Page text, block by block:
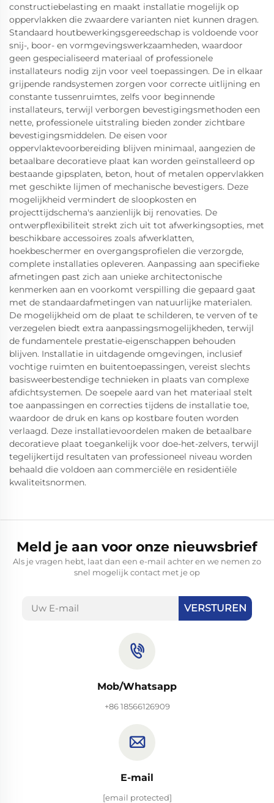
constructiebelasting en maakt installatie mogelijk op
oppervlakken die zwaardere varianten niet kunnen dragen.
Standaard houtbewerkingsgereedschap is voldoende voor
snij-, boor- en vormgevingswerkzaamheden, waardoor
geen gespecialiseerd materiaal of professionele
installateurs nodig zijn voor veel toepassingen. De in elkaar
grijpende randsystemen zorgen voor correcte uitlijning en
constante tussenruimtes, zelfs voor beginnende
installateurs, terwijl verborgen bevestigingsmethoden een
nette, professionele uitstraling bieden zonder zichtbare
bevestigingsmiddelen. De eisen voor
oppervlaktevoorbereiding blijven minimaal, aangezien de
betaalbare decoratieve plaat kan worden geïnstalleerd op
bestaande gipsplaten, beton, hout of metalen oppervlakken
met geschikte lijmen of mechanische bevestigers. Deze
mogelijkheid vermindert de sloopkosten en
projecttijdschema's aanzienlijk bij renovaties. De
ontwerpflexibiliteit strekt zich uit tot afwerkingsopties, met
beschikbare accessoires zoals afwerklatten,
hoekbeschermer en overgangsprofielen die verzorgde,
complete installaties opleveren. Aanpassing aan specifieke
afmetingen past zich aan unieke architectonische
kenmerken aan en voorkomt verspilling die gepaard gaat
met de standaardafmetingen van natuurlijke materialen.
De mogelijkheid om de plaat te schilderen, te verven of te
verzegelen biedt extra aanpassingsmogelijkheden, terwijl
de fundamentele prestatie-eigenschappen behouden
blijven. Installatie in uitdagende omgevingen, inclusief
vochtige ruimten en buitentoepassingen, vereist slechts
basisweerbestendige technieken in plaats van complexe
afdichtsystemen. De soepele aard van het materiaal stelt
toe aanpassingen en correcties tijdens de installatie toe,
waardoor de druk en kans op kostbare fouten worden
verlaagd. Deze installatievoordelen maken de betaalbare
decoratieve plaat toegankelijk voor doe-het-zelvers, terwijl
tegelijkertijd resultaten van professioneel niveau worden
behaald die voldoen aan commerciële en residentiële
kwaliteitsnormen.
Meld je aan voor onze nieuwsbrief
Als je vragen hebt, laat dan een e-mail achter en we nemen zo
snel mogelijk contact met je op
VERSTUREN
Mob/Whatsapp
+86 18566126909
E-mail
[email protected]